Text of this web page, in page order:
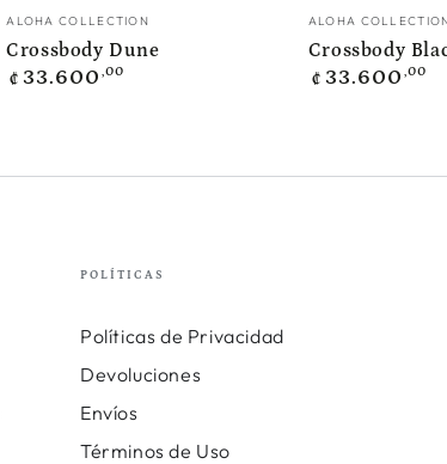
Dune
Vendedor:
ALOHA COLLECTION
Crossbody Dune
Precio
₡ 33.600 ,00
Black
Vendedor:
ALOHA
Crossbody
Precio
₡ 33.600 ,00
POLÍTICAS
Políticas de Privacidad
Devoluciones
Envíos
Términos de Uso